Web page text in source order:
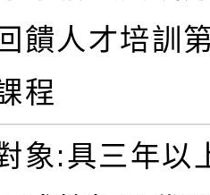
饋人才培訓
程
象:具三年以